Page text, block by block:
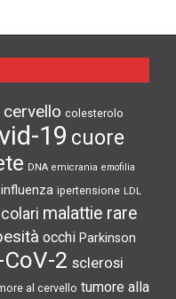
cervello colesterolo
19 cuore
DNA emicrania emofilia
influenza ipertensione LDL
malattie rare
occhi Parkinson
CoV-2 sclerosi
al cervello tumore alla